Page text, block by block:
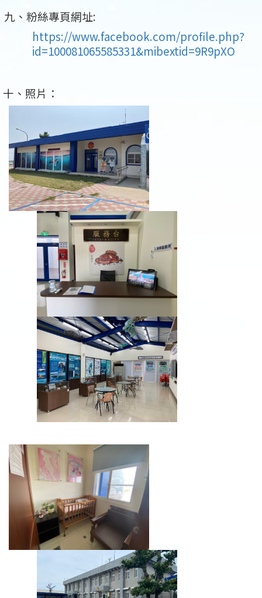
九、粉絲專頁網址:
https://www.facebook.com/profile.php?
id=100081065585331&mibextid=9R9pXO
十、照片：